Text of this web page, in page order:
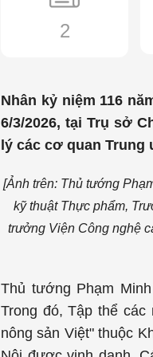
2
Nhân kỷ niệm 116
6/3/2026, tại Trụ sở
lý các cơ quan
[Ảnh trên: Thủ tướng
kỹ thuật Thực phẩm,
trưởng Viện Công nghệ
Thủ tướng Phạm
Trong đó, Tập thể
nông sản Việt" thuộc